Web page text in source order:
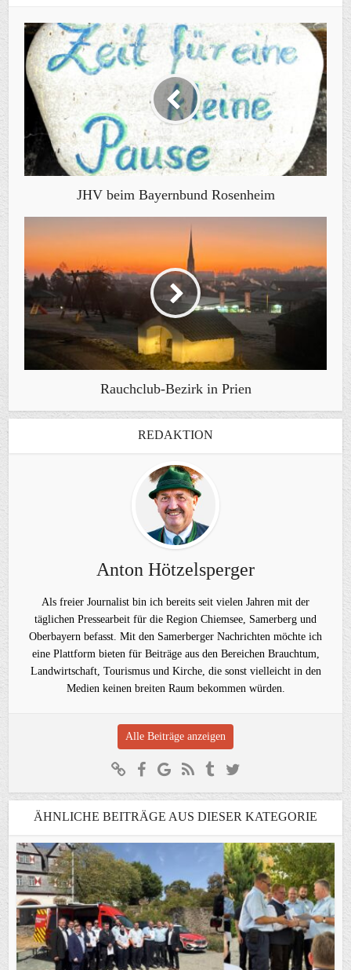
JHV beim Bayernbund Rosenheim
Rauchclub-Bezirk in Prien
REDAKTION
Anton Hötzelsperger
Als freier Journalist bin ich bereits seit vielen Jahren mit der
täglichen Pressearbeit für die Region Chiemsee, Samerberg und
Oberbayern befasst. Mit den Samerberger Nachrichten möchte ich
eine Plattform bieten für Beiträge aus den Bereichen Brauchtum,
Landwirtschaft, Tourismus und Kirche, die sonst vielleicht in den
Medien keinen breiten Raum bekommen würden.
Alle Beiträge anzeigen
ÄHNLICHE BEITRÄGE AUS DIESER KATEGORIE